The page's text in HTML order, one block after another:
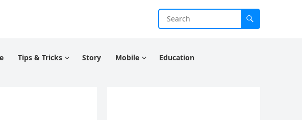
Tips & Tricks Story Mobile Education